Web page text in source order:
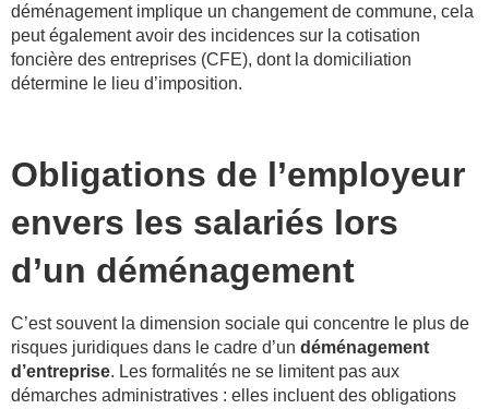
déménagement implique un changement de commune, cela
peut également avoir des incidences sur la cotisation
foncière des entreprises (CFE), dont la domiciliation
détermine le lieu d’imposition.
Obligations de l’employeur
envers les salariés lors
d’un déménagement
C’est souvent la dimension sociale qui concentre le plus de
risques juridiques dans le cadre d’un déménagement
d’entreprise. Les formalités ne se limitent pas aux
démarches administratives : elles incluent des obligations